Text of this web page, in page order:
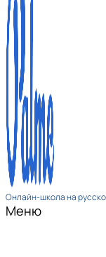
Онлайн-школа на
Меню